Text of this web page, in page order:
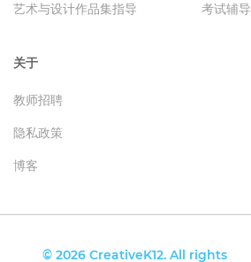
考试辅导
艺术与设计作品集指导
关于
教师招聘
隐私政策
博客
© 2026 CreativeK12. All rights